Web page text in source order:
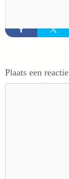
Plaats een reactie